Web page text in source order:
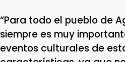
“Para todo el pueblo de
siempre es muy
eventos culturales de